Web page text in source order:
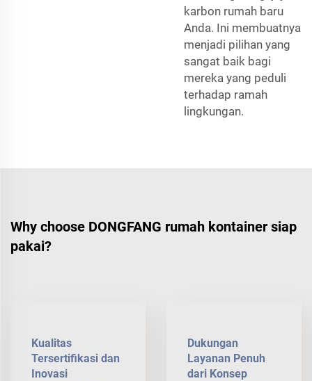
karbon rumah baru
Anda. Ini membuatnya
menjadi pilihan yang
sangat baik bagi
mereka yang peduli
terhadap ramah
lingkungan.
Why choose DONGFANG rumah kontainer siap
pakai?
Kualitas
Tersertifikasi dan
Inovasi
Dukungan
Layanan Penuh
dari Konsep